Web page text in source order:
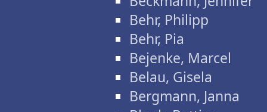
Behr, Philipp
Behr, Pia
Bejenke, Marcel
Belau, Gisela
Bergmann, Janna